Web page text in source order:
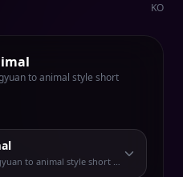
KO
to animal style short
to animal style short video.